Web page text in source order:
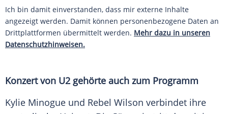
Ich bin damit einverstanden, dass mir externe Inhalte
angezeigt werden. Damit können personenbezogene Daten an
Drittplattformen übermittelt werden. Mehr dazu in unseren
Datenschutzhinweisen.
Konzert von U2 gehörte auch zum Programm
Kylie Minogue und Rebel Wilson verbindet ihre